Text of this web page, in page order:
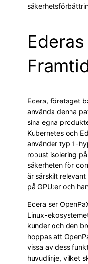
Edera, företaget
använda denna
sina egna
Kubernetes och
använder typ 1-
robust isolering
säkerheten för
är särskilt
på GPU:er och
Edera ser
Linux-
kunder och den
hoppas att
vissa av dess
huvudlinje, vilket